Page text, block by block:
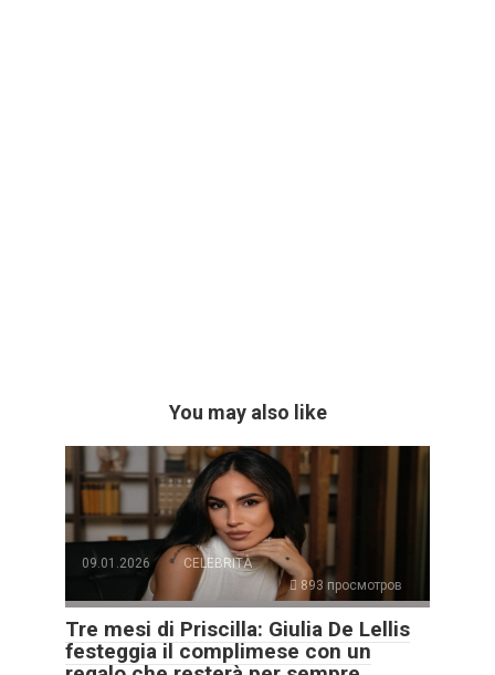
You may also like
09.01.2026
CELEBRITÀ
893 просмотров
Tre mesi di Priscilla: Giulia De Lellis
festeggia il complimese con un